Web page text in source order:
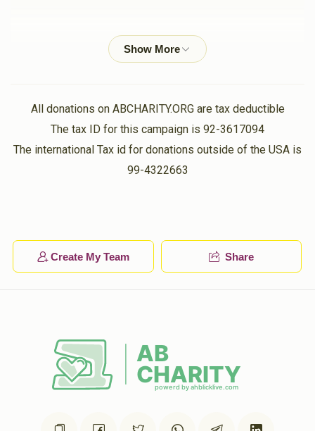
וואלף ראזנבערגמאיר זאב מענדלאוויטש
ארי פליישמאן מאיר זאב מענדלאוויטש
1 year ago $10.00
יואל עקשטיין
שווארטץ
1 year ago $15.00
All donations on ABCHARITY.ORG are tax deductible
The tax ID for this campaign is 92-3617094
The international Tax id for donations outside of the USA is
99-4322663
Create My Team Share